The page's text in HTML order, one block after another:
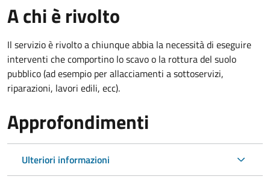
A chi è rivolto
Il servizio è rivolto a chiunque abbia la necessità di eseguire
interventi che comportino lo scavo o la rottura del suolo
pubblico (ad esempio per allacciamenti a sottoservizi,
riparazioni, lavori edili, ecc).
Approfondimenti
Ulteriori informazioni